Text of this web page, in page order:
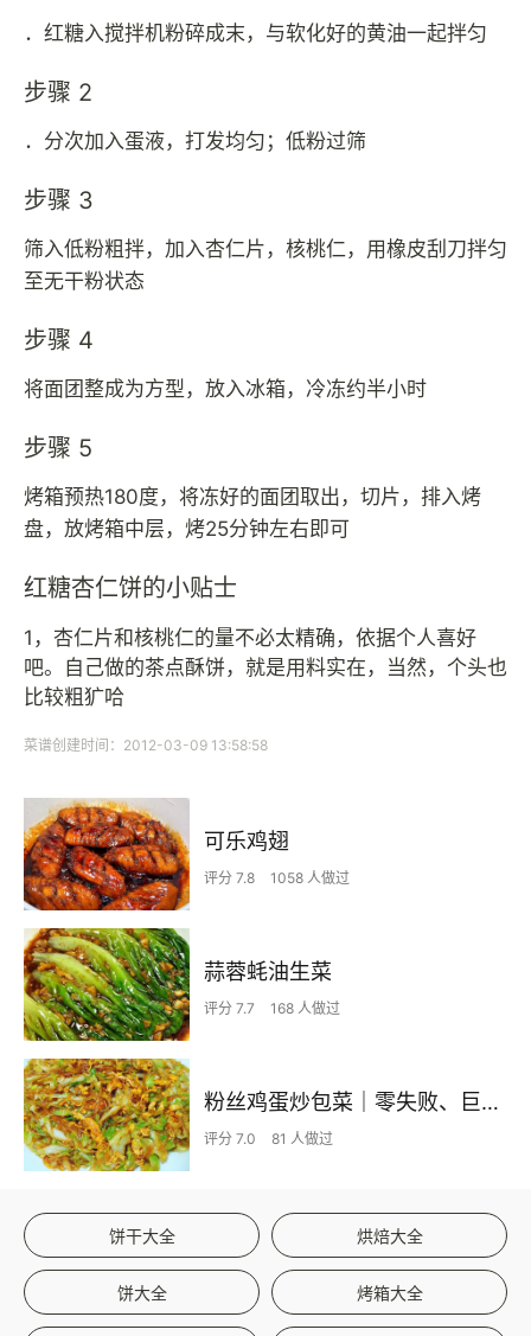
．红糖入搅拌机粉碎成末，与软化好的黄油一起拌匀
步骤 2
．分次加入蛋液，打发均匀；低粉过筛
步骤 3
筛入低粉粗拌，加入杏仁片，核桃仁，用橡皮刮刀拌匀
至无干粉状态
步骤 4
将面团整成为方型，放入冰箱，冷冻约半小时
步骤 5
烤箱预热180度，将冻好的面团取出，切片，排入烤
盘，放烤箱中层，烤25分钟左右即可
红糖杏仁饼的小贴士
1，杏仁片和核桃仁的量不必太精确，依据个人喜好
吧。自己做的茶点酥饼，就是用料实在，当然，个头也
比较粗犷哈
菜谱创建时间：2012-03-09 13:58:58
可乐鸡翅
评分 7.8 1058 人做过
蒜蓉蚝油生菜
评分 7.7 168 人做过
粉丝鸡蛋炒包菜｜零失败、巨下饭
评分 7.0 81 人做过
饼干大全 烘焙大全
饼大全 烤箱大全